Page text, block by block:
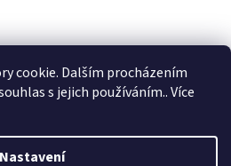
cookie. Dalším procházením
s jejich používáním.. Více
Nastavení